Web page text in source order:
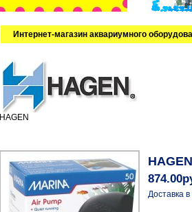
Интернет-магазин аквариумного
HAGEN
Доставка